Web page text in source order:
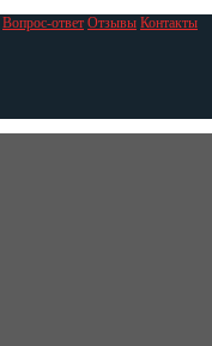
Вопрос-ответ Отзывы Контакты